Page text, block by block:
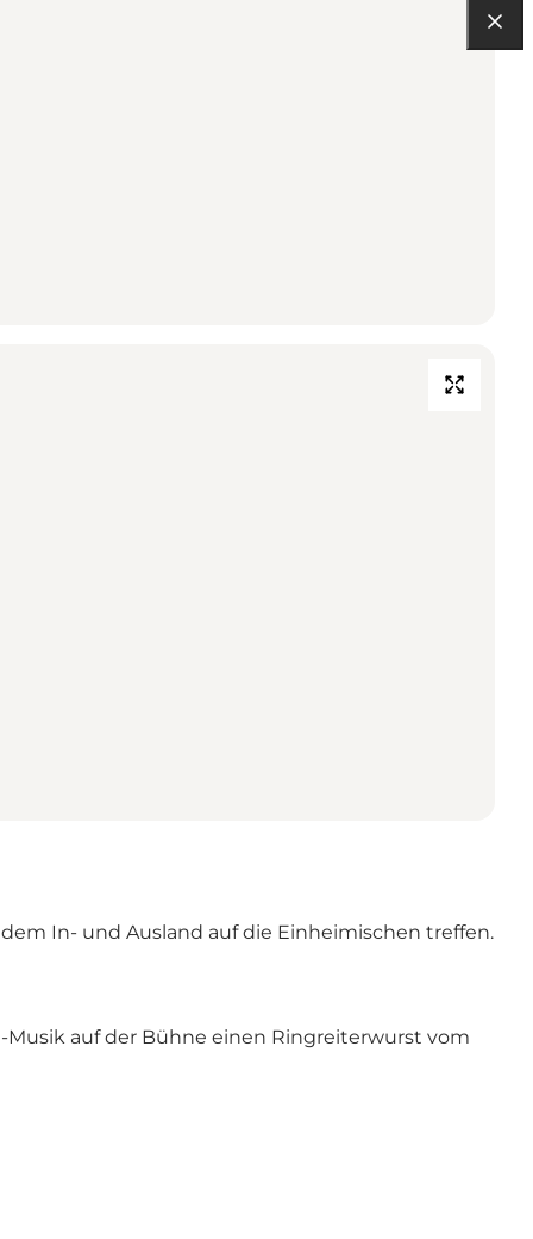
In- und Ausland auf die Einheimischen treffen.
auf der Bühne einen Ringreiterwurst vom